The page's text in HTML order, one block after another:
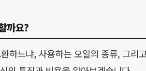
까요?
하느냐, 사용하는 오일의 종류, 그